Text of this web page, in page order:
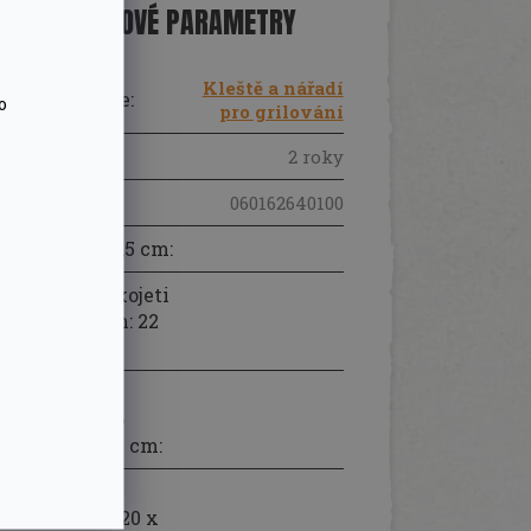
DOPLŇKOVÉ PARAMETRY
Kategorie:
Kleště a nářadí
pro grilování
2 roky
060162640100
délka: 48,5 cm:
délka rukojeti
s madlem: 22
madla: 17 cm:
lopatky: 20 x